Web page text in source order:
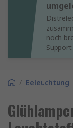
noch
/ Beleuchtung